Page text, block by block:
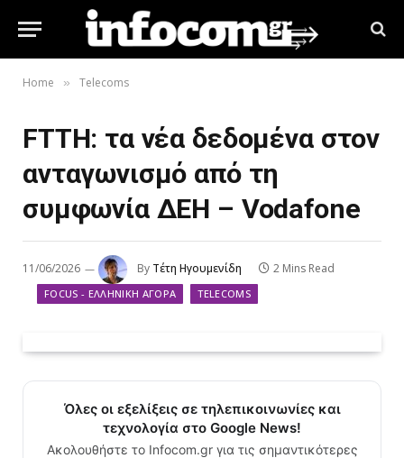
Home » Telecoms
FTTH: τα νέα δεδομένα στον
ανταγωνισμό από τη
συμφωνία ΔΕΗ – Vodafone
11/06/2026 By Τέτη Ηγουμενίδη 2 Mins Read
FOCUS - ΕΛΛΗΝΙΚΉ ΑΓΟΡΆ TELECOMS
Όλες οι εξελίξεις σε τηλεπικοινωνίες και
τεχνολογία στο Google News!
Ακολουθήστε το Infocom.gr για τις σημαντικότερες